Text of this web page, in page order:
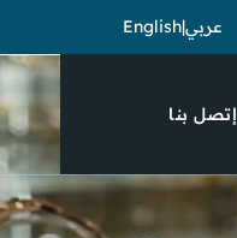
English|عربي
إتصل بنا